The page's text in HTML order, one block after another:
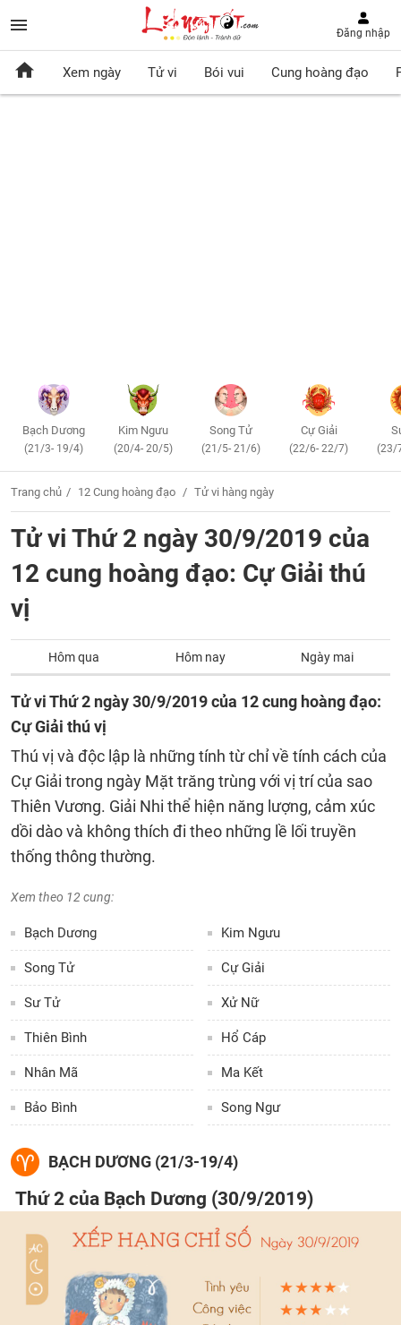
Đăng nhập
Xem ngày Tử vi Bói vui Cung hoàng đạo
Bạch Dương
(21/3- 19/4)
Kim Ngưu
(20/4- 20/5)
Song Tử
(21/5- 21/6)
Cự Giải
(22/6- 22/7) (23/
Trang chủ 12 Cung hoàng đạo Tử vi hàng ngày
Tử vi Thứ 2 ngày 30/9/2019 của
12 cung hoàng đạo: Cự Giải thú
vị
Hôm qua Hôm nay Ngày mai
Tử vi Thứ 2 ngày 30/9/2019 của 12 cung hoàng đạo:
Cự Giải thú vị
Thú vị và độc lập là những tính từ chỉ về tính cách của
Cự Giải trong ngày Mặt trăng trùng với vị trí của sao
Thiên Vương. Giải Nhi thể hiện năng lượng, cảm xúc
dồi dào và không thích đi theo những lề lối truyền
thống thông thường.
Xem theo 12 cung:
Bạch Dương Kim Ngưu
Song Tử Cự Giải
Sư Tử Xử Nữ
Thiên Bình Hổ Cáp
Nhân Mã Ma Kết
Bảo Bình Song Ngư
BẠCH DƯƠNG (21/3-19/4)
Thứ 2 của Bạch Dương (30/9/2019)